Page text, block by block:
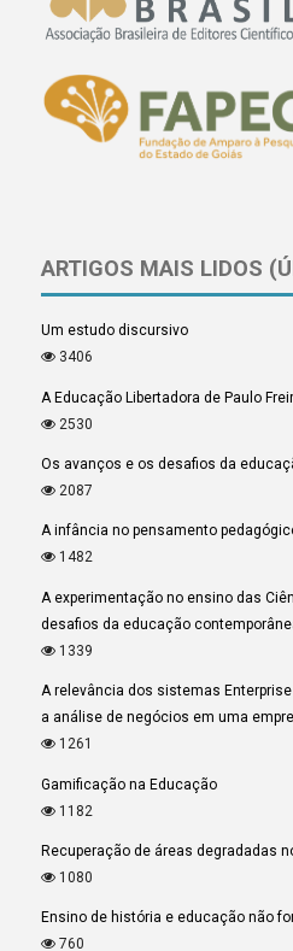
ARTIGOS MAIS LIDOS
Um estudo discursivo
3406
A Educação Libertadora de Paulo
2530
Os avanços e os desafios da
2087
A infância no pensamento
1482
A experimentação no ensino das
desafios da educação
1339
A relevância dos sistemas Enterprise
a análise de negócios em uma
1261
Gamificação na Educação
1182
Recuperação de áreas degradadas
1080
Ensino de história e educação não
760